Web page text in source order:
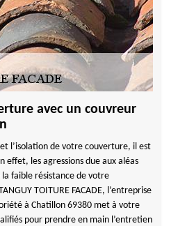
avec un couvreur
l’isolation de votre couverture, il est
effet, les agressions due aux aléas
faible résistance de votre
TOITURE FACADE, l’entreprise
à Chatillon 69380 met à votre
pour prendre en main l’entretien